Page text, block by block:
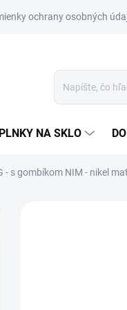
ochrany osobných
NA SKLO
- s gombíkom NIM - nikel